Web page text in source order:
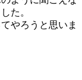
た。
やろうと思いま